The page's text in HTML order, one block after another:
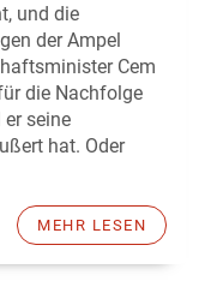
und die
der Ampel
Cem
die Nachfolge
seine
hat. Oder
MEHR LESEN